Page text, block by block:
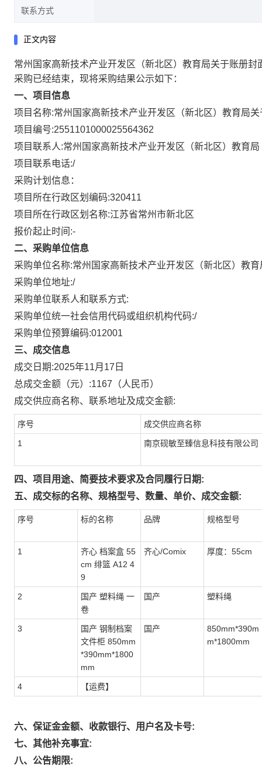
联系方式
正文内容
常州国家高新技术产业开发区（新北区）教育局关于账册封
采购已经结束，现将采购结果公示如下：
一、项目信息
项目名称:常州国家高新技术产业开发区（新北区）教育局
项目编号:2551101000025564362
项目联系人:常州国家高新技术产业开发区（新北区）教育
项目联系电话:/
采购计划信息：
项目所在行政区划编码:320411
项目所在行政区划名称:江苏省常州市新北区
报价起止时间:-
二、采购单位信息
采购单位名称:常州国家高新技术产业开发区（新北区）教育
采购单位地址:/
采购单位联系人和联系方式:
采购单位统一社会信用代码或组织机构代码:/
采购单位预算编码:012001
三、成交信息
成交日期:2025年11月17日
总成交金额（元）:1167 （人民币）
成交供应商名称、联系地址及成交金额:
序号 成交供应商名称
1 南京砚敏至臻信息科技有限公司
四、项目用途、简要技术要求及合同履行日期:
五、成交标的名称、规格型号、数量、单价、成交金额:
序号 标的名称 品牌 规格型号
1
齐心 档案盒 55
cm 绯篮 A12 4
9
齐心/Comix 厚度：55cm
2
国产 塑料绳 一
卷
国产 塑料绳
3
国产 钢制档案
文件柜 850mm
*390mm*1800
mm
国产
850mm*390m
m*1800mm
4 【运费】
六、保证金金额、收款银行、用户名及卡号:
七、其他补充事宜:
八、公告期限: